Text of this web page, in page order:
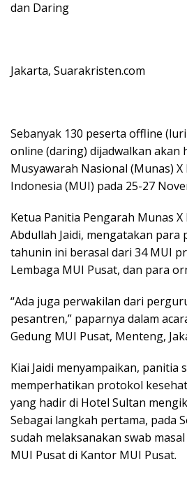
dan Daring
Jakarta, Suarakristen.com
Sebanyak 130 peserta offline
online (daring) dijadwalkan akan
Musyawarah Nasional (Munas) X
Indonesia (MUI) pada 25-27
Ketua Panitia Pengarah Munas X
Abdullah Jaidi, mengatakan para
tahunin ini berasal dari 34 MUI
Lembaga MUI Pusat, dan para
“Ada juga perwakilan dari
pesantren,” paparnya dalam
Gedung MUI Pusat, Menteng,
Kiai Jaidi menyampaikan, panitia
memperhatikan protokol
yang hadir di Hotel Sultan
Sebagai langkah pertama, pada
sudah melaksanakan swab
MUI Pusat di Kantor MUI Pusat.